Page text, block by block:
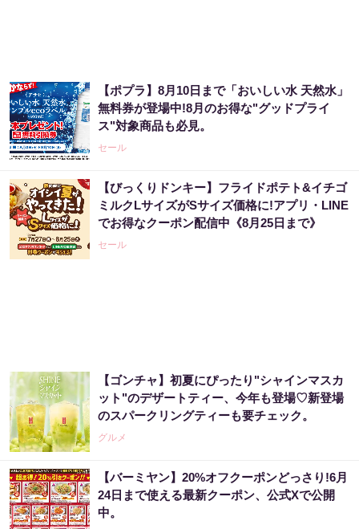
【ポプラ】8月10日まで「おいしい水 天然水」
無料券が登場中!8月のお得な"グッドプライ
ス"対象商品も必見。
セール
【びっくりドンキー】フライドポテト&イチゴ
ミルクLサイズがSサイズ価格に!アプリ・LINE
でお得なクーポン配信中《8月25日まで》
セール
【ゴンチャ】初夏にぴったり"シャインマスカ
ット"のデザートティー、今年も登場♡新登場
のスパークリングティーも要チェック。
グルメ
【バーミヤン】20%オフクーポンどっさり!6月
24日まで使える最新クーポン、公式Xで公開
中。